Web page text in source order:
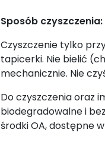
Sposób czyszczenia:
Czyszczenie tylko
tapicerki. Nie bielić
mechanicznie. Nie
Do czyszczenia oraz
biodegradowalne i
środki OA, dostępne